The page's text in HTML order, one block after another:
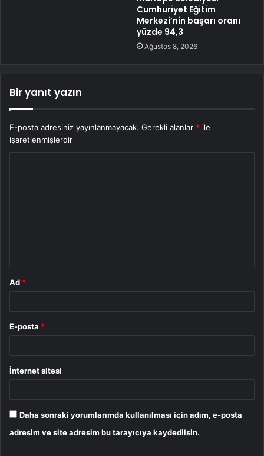
Cumhuriyet Eğitim
Merkezi’nin başarı oranı
yüzde 94,3
Ağustos 8, 2026
Bir yanıt yazın
E-posta adresiniz yayınlanmayacak. Gerekli alanlar * ile
işaretlenmişlerdir
Ad *
E-posta *
İnternet sitesi
Daha sonraki yorumlarımda kullanılması için adım, e-posta
adresim ve site adresim bu tarayıcıya kaydedilsin.